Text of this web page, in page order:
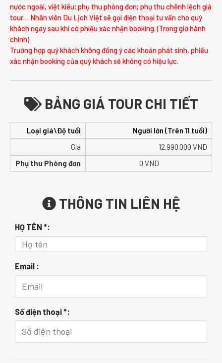
nước ngoài, việt kiều; phụ thu phòng đơn; phụ thu chênh lệch giá
tour… Nhân viên Du Lịch Việt sẽ gọi điện thoại tư vấn cho quý
khách ngay sau khi có phiếu xác nhận booking. (Trong giờ hành
chính)
Trường hợp quý khách không đồng ý các khoản phát sinh, phiếu
xác nhận booking của quý khách sẽ không có hiệu lực.
BẢNG GIÁ TOUR CHI TIẾT
Loại giá\Độ tuổi
Người lớn (Trên 11 tuổi)
Giá
12.990.000 VND
Phụ thu Phòng đơn
0 VND
THÔNG TIN LIÊN HỆ
HỌ TÊN *:
Email :
Số điện thoại *: